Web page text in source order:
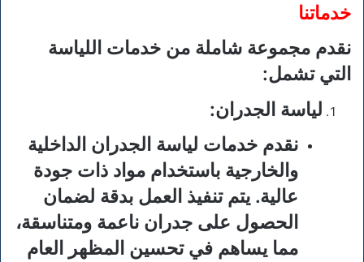
خدماتنا
نقدم مجموعة شاملة من خدمات اللياسة
التي تشمل:
لياسة الجدران:
نقدم خدمات لياسة الجدران الداخلية
والخارجية باستخدام مواد ذات جودة
عالية. يتم تنفيذ العمل بدقة لضمان
الحصول على جدران ناعمة ومتناسقة،
مما يساهم في تحسين المظهر العام